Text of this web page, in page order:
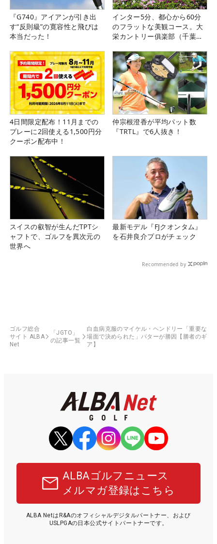
『G740』アイアンが引き出
す“反則級”の寛容性と飛びは
本当だった！
インター5分、都心から60分
のフラットな美観コース。大
栄カントリー俱楽部（千葉
4日間限定配布！11月までの
プレーに2回使える1,500円分
クーポン配布中！
仲宗根澄香が平均パット数
『TRTL』で6人抜き！
スイスの叡智が生んだTPTシ
ャフトで、ゴルフを異次元の
世界へ
最新モデル『FJクオンタム』
を石井良介プロがチェック
Recommended by
ゴルフ総合
サイト ALBA
Net
「JGTO」
の記事一覧
白血病克服のマイケル・ヘンドリー「重要な
場面で決められた」パターが勝因【勝者のギ
ア】
ALBAゴルフニュース
メルマガ登録はこちら
ALBA NetはR&Aのオフィシャルデジタルパートナー、および
USLPGAの日本公式サイトパートナーです。